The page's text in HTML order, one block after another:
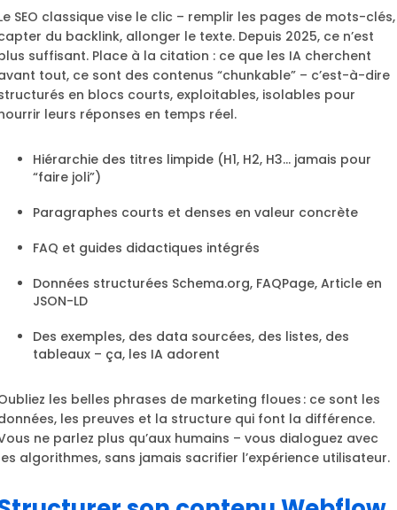
SEO classique vise le clic – remplir les pages de mots-clés,
du backlink, allonger le texte. Depuis 2025, ce n’est
suffisant. Place à la citation : ce que les IA cherchent
tout, ce sont des contenus “chunkable” – c’est-à-dire
en blocs courts, exploitables, isolables pour
leurs réponses en temps réel.
Hiérarchie des titres limpide (H1, H2, H3… jamais pour
“faire joli”)
Paragraphes courts et denses en valeur concrète
FAQ et guides didactiques intégrés
Données structurées Schema.org, FAQPage, Article en
JSON-LD
Des exemples, des data sourcées, des listes, des
tableaux – ça, les IA adorent
les belles phrases de marketing floues : ce sont les
les preuves et la structure qui font la différence.
ne parlez plus qu’aux humains – vous dialoguez avec
algorithmes, sans jamais sacrifier l’expérience utilisateur.